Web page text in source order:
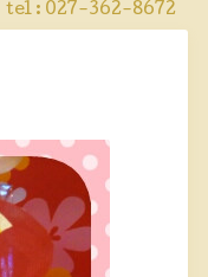
tel : 027-362-8672